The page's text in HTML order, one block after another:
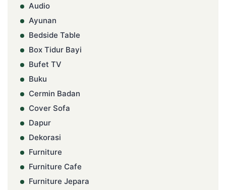
Audio
Ayunan
Bedside Table
Box Tidur Bayi
Bufet TV
Buku
Cermin Badan
Cover Sofa
Dapur
Dekorasi
Furniture
Furniture Cafe
Furniture Jepara